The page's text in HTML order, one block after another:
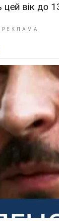
вік до